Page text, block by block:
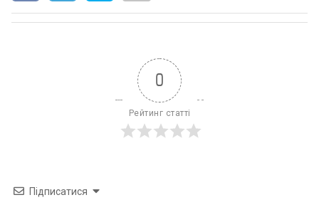
0
Рейтинг статті
Підписатися